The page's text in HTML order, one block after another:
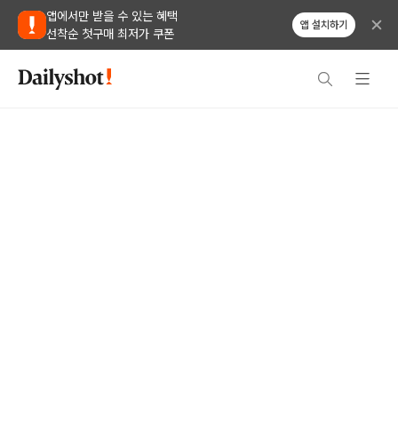
앱에서만 받을 수 있는 혜택
선착순 첫구매 최저가 쿠폰
앱 설치하기